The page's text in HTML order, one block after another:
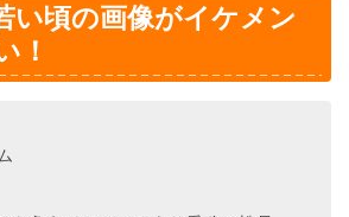
い頃の画像がイケメン
！